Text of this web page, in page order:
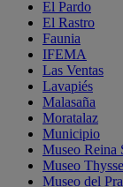
El Pardo
El Rastro
Faunia
IFEMA
Las Ventas
Lavapiés
Malasaña
Moratalaz
Municipio
Museo Reina
Museo
Museo del